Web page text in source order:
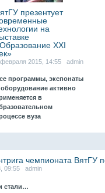
презентует
на
XXI
2015, 14:55 admin
программы, экспонаты
активно
в
вуза
чемпионата ВятГУ
09:55 admin
стали…